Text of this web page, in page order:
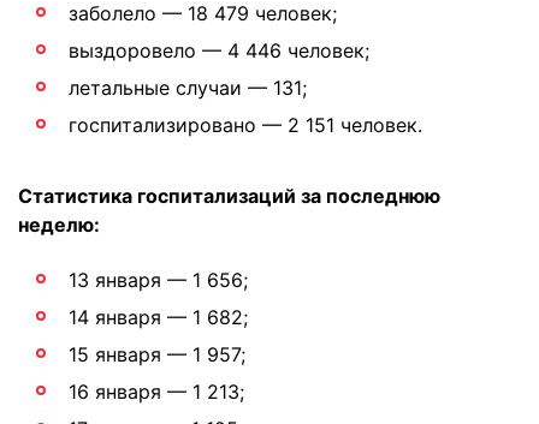
заболело — 18 479 человек;
выздоровело — 4 446 человек;
летальные случаи — 131;
госпитализировано — 2 151 человек.
Статистика госпитализаций за последнюю
неделю:
13 января — 1 656;
14 января — 1 682;
15 января — 1 957;
16 января — 1 213;